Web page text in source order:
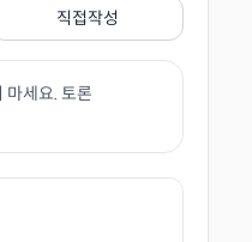
직접작성
마세요. 토론